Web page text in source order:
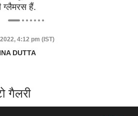
ग्लैमरस हैं.
4:12 pm (IST)
DUTTA
गैलरी